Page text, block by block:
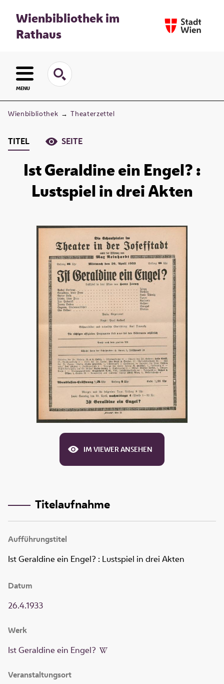
Wienbibliothek im
Rathaus
MENU
Wienbibliothek → Theaterzettel
TITEL SEITE
Ist Geraldine ein Engel? :
Lustspiel in drei Akten
IM VIEWER ANSEHEN
Titelaufnahme
Aufführungstitel
Ist Geraldine ein Engel? : Lustspiel in drei Akten
Veranstaltungsort
Datum
26.4.1933
Werk
Ist Geraldine ein Engel?